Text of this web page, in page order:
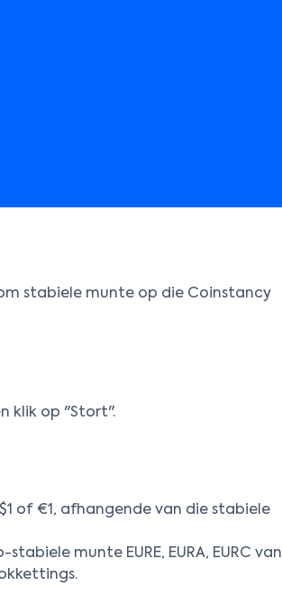
stabiele munte op die Coinstancy
klik op "Stort".
of €1, afhangende van die stabiele
munte EURE, EURA, EURC van